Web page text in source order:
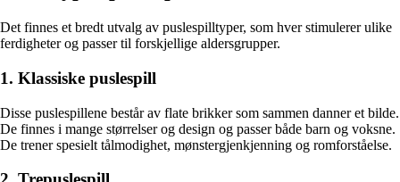
Det finnes et bredt utvalg av puslespilltyper, som hver stimulerer ulike
ferdigheter og passer til forskjellige aldersgrupper.
1. Klassiske puslespill
Disse puslespillene består av flate brikker som sammen danner et bilde.
De finnes i mange størrelser og design og passer både barn og voksne.
De trener spesielt tålmodighet, mønstergjenkjenning og romforståelse.